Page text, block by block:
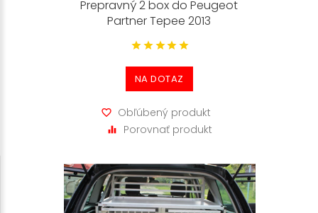
Váš prepravný box od firmy ALUPLUS upúta nasledovnými
stabilná a bezpečná konštrukcia prepravného boxu
ľahkým hliníkovým rámom vlastnej produkcie,
pričom používame výlučne výberové aluprofily
možnosťou protišmykovej úpravy, doplnenou o
vyberateľnú podložku
ochranu proti nečistotám
šikmá predná/zadná strana pre optimálne využitie
priestoru v batožinovom priestore vašej značky a
Prepravný 2 box do Peugeot
Partner Tepee 2013
NA DOTAZ
Obľúbený produkt
Porovnať produkt